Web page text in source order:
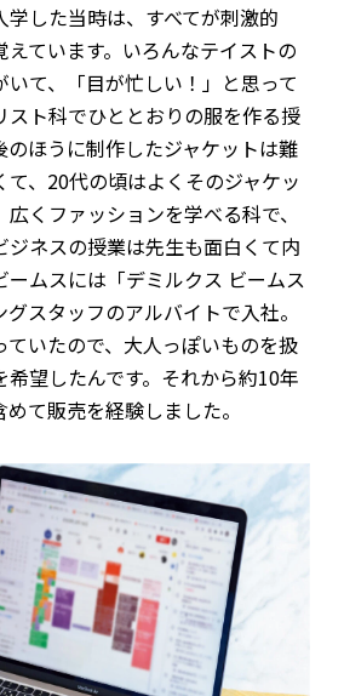
した当時は、すべてが刺激的
ています。いろんなテイストの
いて、「目が忙しい！」と思って
スト科でひととおりの服を作る授
ほうに制作したジャケットは難
て、20代の頃はよくそのジャケッ
くファッションを学べる科で、
ジネスの授業は先生も面白くて内
ームスには「デミルクス ビームス
スタッフのアルバイトで入社。
ていたので、大人っぽいものを扱
希望したんです。それから約10年
て販売を経験しました。